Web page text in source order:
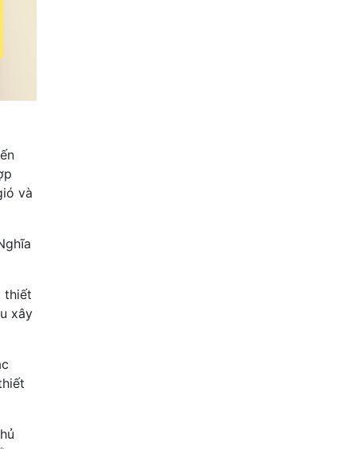
và
thiết
xây